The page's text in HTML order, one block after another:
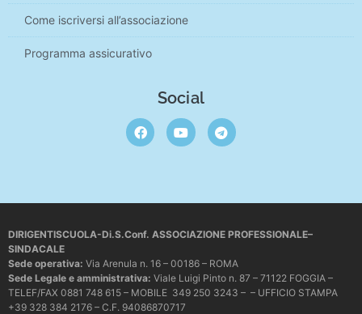
Come iscriversi all’associazione
Programma assicurativo
Social
DIRIGENTISCUOLA-Di.S.Conf. ASSOCIAZIONE PROFESSIONALE–
SINDACALE
Sede operativa: Via Arenula n. 16 – 00186 – ROMA
Sede Legale e amministrativa: Viale Luigi Pinto n. 87 – 71122 FOGGIA –
TELEF/FAX 0881 748 615 – MOBILE 349 250 3243 – – UFFICIO STAMPA
+39 328 384 2176 – C.F. 94086870717